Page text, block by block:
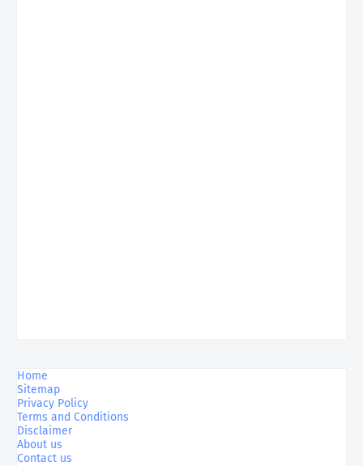
Home
Sitemap
Privacy Policy
Terms and Conditions
Disclaimer
About us
Contact us